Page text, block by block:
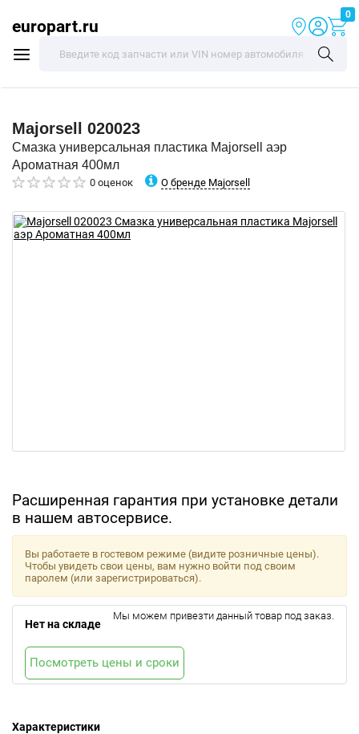
europart.ru
0
Majorsell 020023
Смазка универсальная пластика Majorsell аэр
Ароматная 400мл
0 оценок О бренде Majorsell
Расширенная гарантия при установке детали
в нашем автосервисе.
Характеристики
Вы работаете в гостевом режиме (видите розничные цены).
Чтобы увидеть свои цены, вам нужно войти под своим
паролем (или зарегистрироваться).
Нет на складе
Мы можем привезти данный товар под заказ.
Посмотреть цены и сроки